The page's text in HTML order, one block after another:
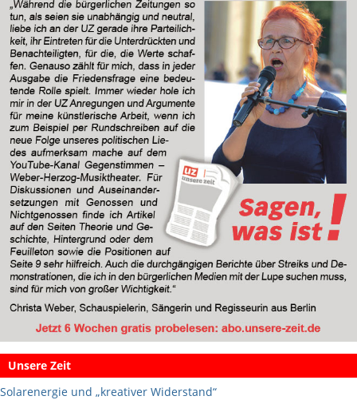
Unsere Zeit
Solarenergie und „kreativer Widerstand“